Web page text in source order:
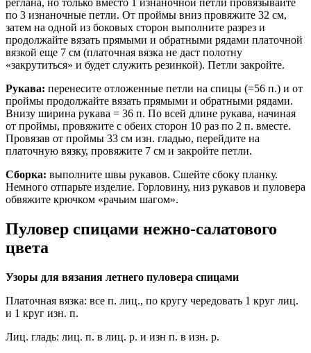
реглана, но только вместо 1 изнаночной петли провязывайте
по 3 изнаночные петли. От проймы вниз провяжите 32 см,
затем на одной из боковых сторон выполните разрез и
продолжайте вязать прямыми и обратными рядами платочной
вязкой еще 7 см (платочная вязка не даст полотну
«закрутиться» и будет служить резинкой). Петли закройте.
Рукава: перенесите отложенные петли на спицы (=56 п.) и от
проймы продолжайте вязать прямыми и обратными рядами.
Внизу ширина рукава = 36 п. По всей длине рукава, начиная
от проймы, провяжите с обеих сторон 10 раз по 2 п. вместе.
Провязав от проймы 33 см изн. гладью, перейдите на
платочную вязку, провяжите 7 см и закройте петли.
Сборка: выполните швы рукавов. Сшейте сбоку планку.
Немного отпарьте изделие. Горловину, низ рукавов и пуловера
обвяжите крючком «рачьим шагом».
Пуловер спицами нежно-салатового
цвета
Узоры для вязания летнего пуловера спицами
Платочная вязка: все п. лиц., по кругу чередовать 1 круг лиц.
и 1 круг изн. п.
Лиц. гладь: лиц. п. в лиц. р. и изн п. в изн. р.